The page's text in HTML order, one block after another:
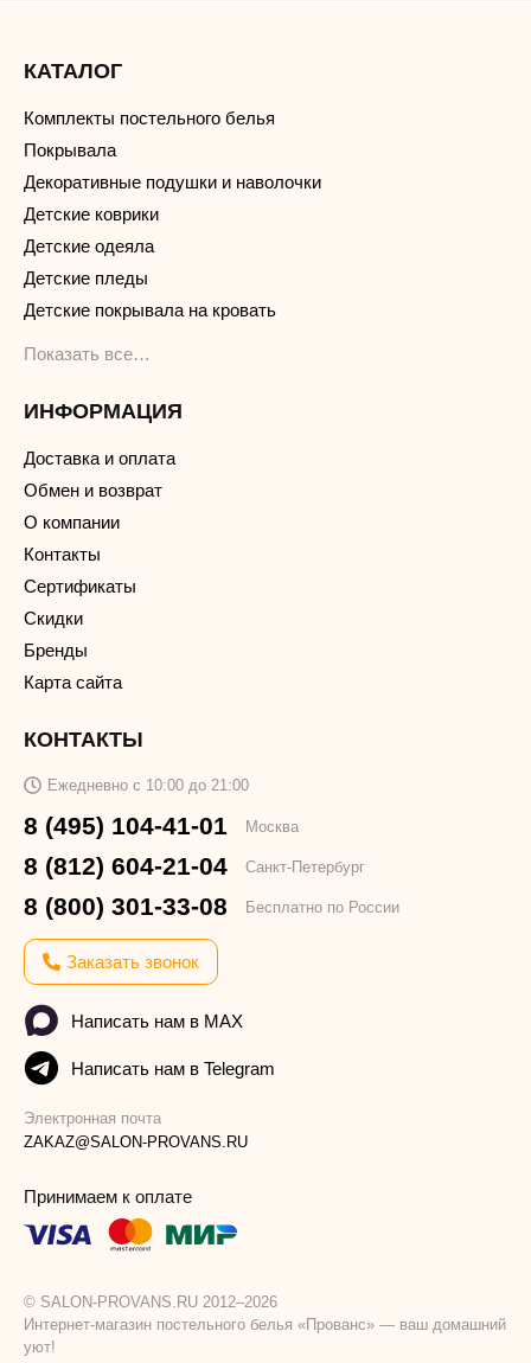
КАТАЛОГ
Комплекты постельного белья
Покрывала
Декоративные подушки и наволочки
Детские коврики
Детские одеяла
Детские пледы
Детские покрывала на кровать
Показать все…
ИНФОРМАЦИЯ
Доставка и оплата
Обмен и возврат
О компании
Контакты
Сертификаты
Скидки
Бренды
Карта сайта
КОНТАКТЫ
Ежедневно с 10:00 до 21:00
8 (495) 104-41-01 Москва
8 (812) 604-21-04 Санкт-Петербург
8 (800) 301-33-08 Бесплатно по России
Заказать звонок
Написать нам в MAX
Написать нам в Telegram
Электронная почта
ZAKAZ@SALON-PROVANS.RU
Принимаем к оплате
© SALON-PROVANS.RU 2012–2026
Интернет-магазин постельного белья «Прованс» — ваш домашний
уют!